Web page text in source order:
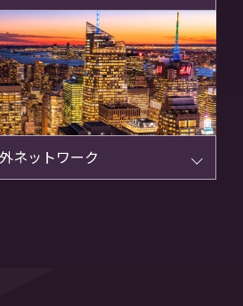
ネットワーク